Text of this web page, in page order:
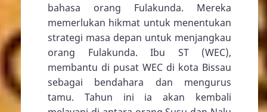
bahasa orang Fulakunda. Mereka
memerlukan hikmat untuk menentukan
strategi masa depan untuk menjangkau
orang Fulakunda. Ibu ST (WEC),
membantu di pusat WEC di kota Bissau
sebagai bendahara dan mengurus
tamu. Tahun ini ia akan kembali